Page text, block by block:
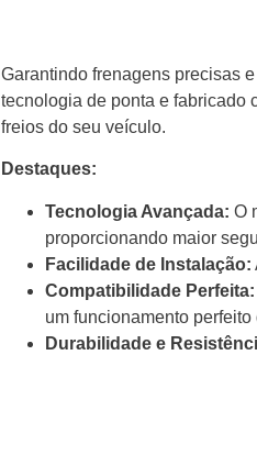
Garantindo frenagens precisas
tecnologia de ponta e fabricado
freios do seu veículo.
Destaques:
Tecnologia Avançada: O
proporcionando maior
Facilidade de Instalação:
Compatibilidade Perfeita:
um funcionamento
Durabilidade e